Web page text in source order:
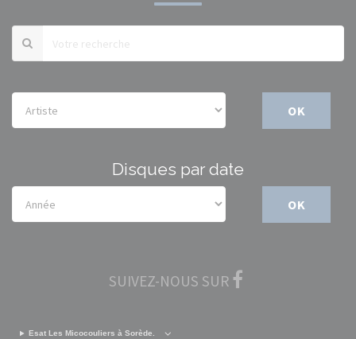
OK
Disques par date
OK
SUIVEZ-NOUS SUR
Esat Les Micocouliers à Sorède.